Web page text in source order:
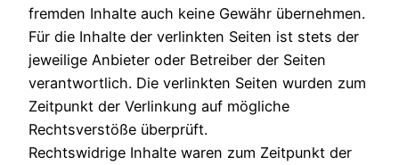
fremden Inhalte auch keine Gewähr übernehmen.
Für die Inhalte der verlinkten Seiten ist stets der
jeweilige Anbieter oder Betreiber der Seiten
verantwortlich. Die verlinkten Seiten wurden zum
Zeitpunkt der Verlinkung auf mögliche
Rechtsverstöße überprüft.
Rechtswidrige Inhalte waren zum Zeitpunkt der